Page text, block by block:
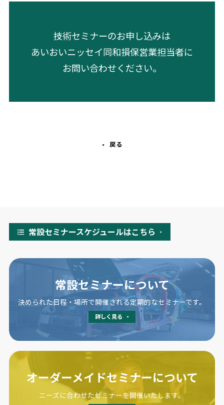
技術セミナーのお申し込みは
あいおいニッセイ同和損保営業担当者に
お問い合わせください。
戻る
常設セミナースケジュールはこちら
常設セミナーについて
決められた日程・場所で開催される定期的なセミナーです。
詳しく見る
オーダーメイドセミナーについて
ニーズに合わせたセミナーを開催いたします。